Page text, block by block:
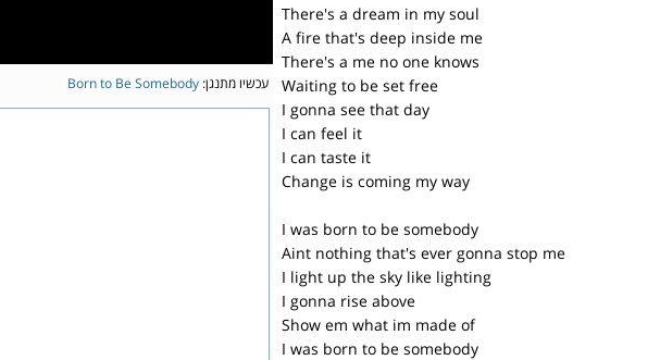
There's a dream in my soul
A fire that's deep inside me
There's a me no one knows
Waiting to be set free
I gonna see that day
I can feel it
I can taste it
Change is coming my way
I was born to be somebody
Aint nothing that's ever gonna stop me
I light up the sky like lighting
I gonna rise above
Show em what im made of
I was born to be somebody
עכשיו מתנגן: Born to Be Somebody